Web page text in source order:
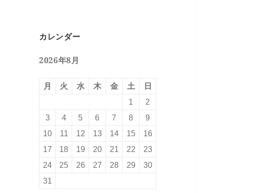
カレンダー
2026年8月
月 火 水 木 金 土
日
1
2
3
4 5 6 7 8
9
10
11 12 13 14 15
16
17
18 19 20 21 22
23
24
25 26 27 28 29
30
31